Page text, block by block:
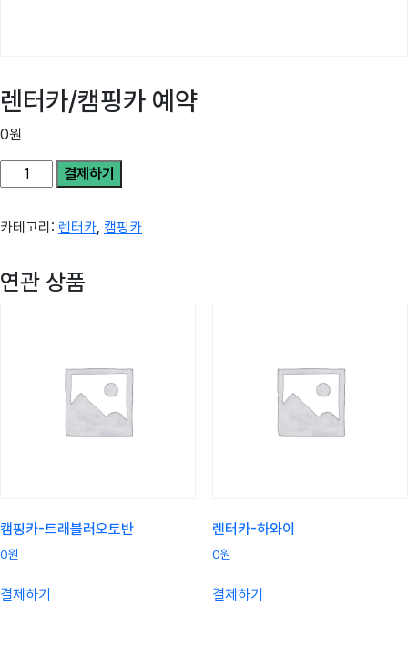
렌터카/캠핑카 예약
0원
결제하기
카테고리: 렌터카, 캠핑카
연관 상품
캠핑카-트래블러오토반
0원
결제하기
렌터카-하와이
0원
결제하기